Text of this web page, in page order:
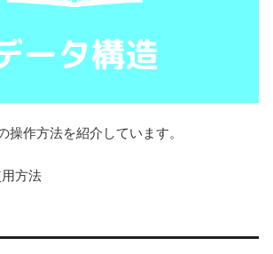
操作方法を紹介しています。
方法